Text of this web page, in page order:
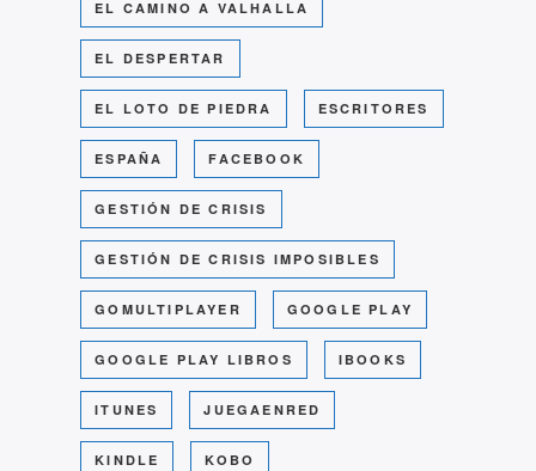
EL CAMINO A VALHALLA
EL DESPERTAR
EL LOTO DE PIEDRA ESCRITORES
ESPAÑA FACEBOOK
GESTIÓN DE CRISIS
GESTIÓN DE CRISIS IMPOSIBLES
GOMULTIPLAYER GOOGLE PLAY
GOOGLE PLAY LIBROS IBOOKS
ITUNES JUEGAENRED
KINDLE KOBO